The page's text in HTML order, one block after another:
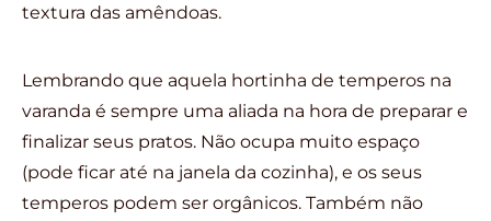
textura das amêndoas.
Lembrando que aquela hortinha de temperos na
varanda é sempre uma aliada na hora de preparar e
finalizar seus pratos. Não ocupa muito espaço
(pode ficar até na janela da cozinha), e os seus
temperos podem ser orgânicos. Também não